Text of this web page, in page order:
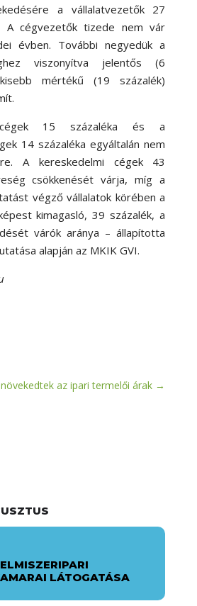
a vállalatvezetők 27
A cégvezetők tizede nem vár
évben. További negyedük a
viszonyítva jelentős (6
mértékű (19 százalék)
15 százaléka és a
14 százaléka egyáltalán nem
A kereskedelmi cégek 43
csökkenését várja, míg a
végző vállalatok körében a
kimagasló, 39 százalék, a
várók aránya – állapította
alapján az MKIK GVI.
növekedtek az ipari termelői árak →
LÁTOGATÁSA